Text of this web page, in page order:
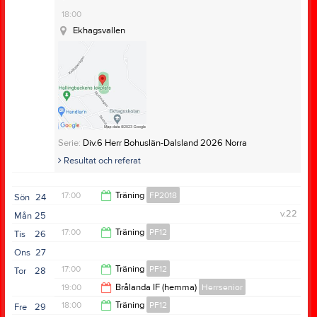
18:00
Ekhagsvallen
Serie: Div.6 Herr Bohuslän-Dalsland 2026 Norra
Resultat och referat
24
Sön 17:00 Träning FP2018
18:00
25
Mån
v.22
26
Tis 17:00 Träning PF12
18:30
27
Ons
28
Tor 17:00 Träning PF12
18:00
19:00 Brålanda IF (hemma) Herrsenior
29
Fre 18:00 Träning PF12